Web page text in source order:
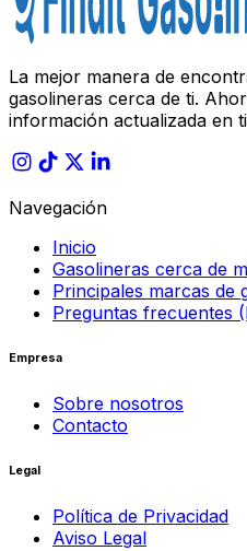
La mejor manera de
gasolineras cerca de ti.
información actualizada en
Navegación
Inicio
Gasolineras cerca de
Principales marcas de
Preguntas frecuentes
Empresa
Sobre nosotros
Contacto
Legal
Política de Privacidad
Aviso Legal